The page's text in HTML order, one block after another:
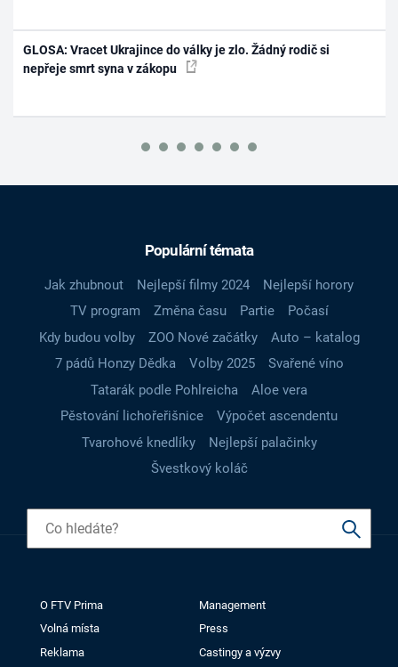
GLOSA: Vracet Ukrajince do války je zlo. Žádný rodič si
nepřeje smrt syna v zákopu
Populární témata
Jak zhubnout Nejlepší filmy 2024
Nejlepší horory
TV program
Změna času Partie
Počasí
Kdy budou volby
ZOO Nové začátky
Auto – katalog
7 pádů Honzy Dědka
Volby 2025
Svařené víno
Tatarák podle Pohlreicha
Aloe vera
Pěstování lichořeřišnice
Výpočet ascendentu
Tvarohové knedlíky
Nejlepší palačinky
Švestkový koláč
O FTV Prima
Management
Volná místa
Press
Reklama
Castingy a výzvy